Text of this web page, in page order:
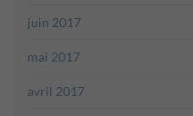
juin 2017
mai 2017
avril 2017